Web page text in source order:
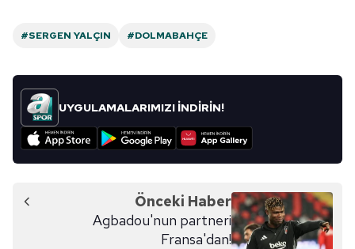
#SERGEN YALÇIN #DOLMABAHÇE
UYGULAMALARIMIZI İNDİRİN!
Önceki Haber
Agbadou'nun partneri
Fransa'dan!